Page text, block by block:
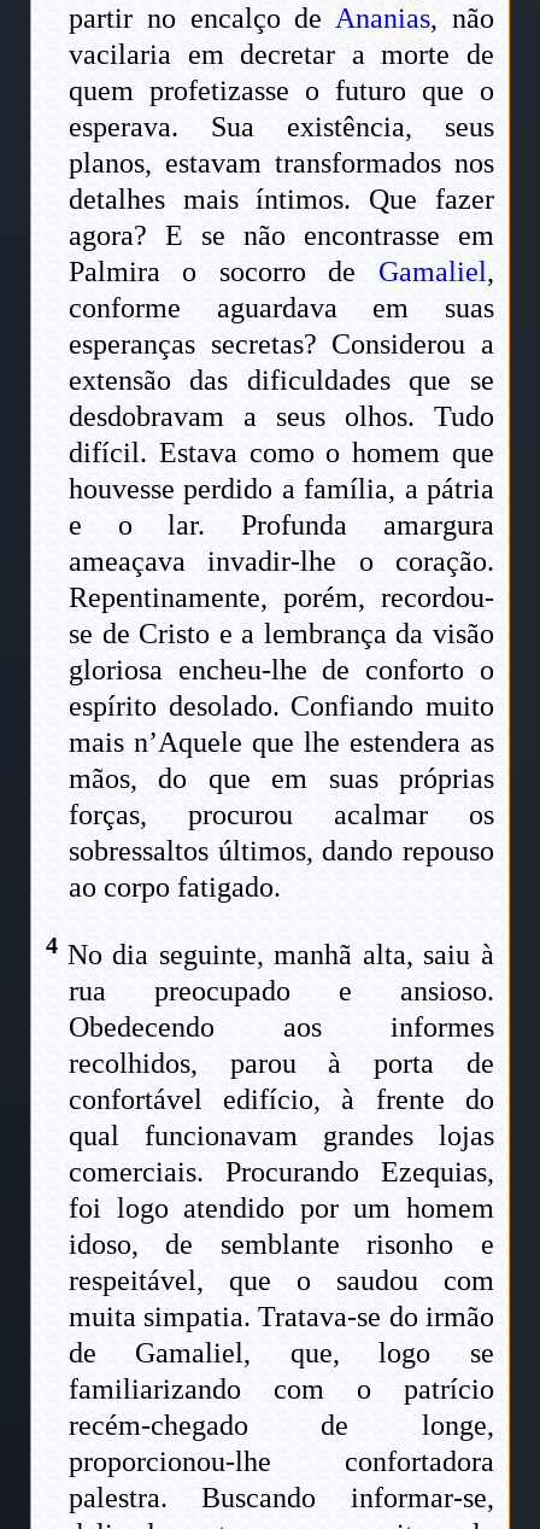
partir no encalço de Ananias, não
vacilaria em decretar a morte de
quem profetizasse o futuro que o
esperava. Sua existência, seus
planos, estavam transformados nos
detalhes mais íntimos. Que fazer
agora? E se não encontrasse em
Palmira o socorro de Gamaliel,
conforme aguardava em suas
esperanças secretas? Considerou a
extensão das dificuldades que se
desdobravam a seus olhos. Tudo
difícil. Estava como o homem que
houvesse perdido a família, a pátria
e o lar. Profunda amargura
ameaçava invadir-lhe o coração.
Repentinamente, porém, recordou-
se de Cristo e a lembrança da visão
gloriosa encheu-lhe de conforto o
espírito desolado. Confiando muito
mais n’Aquele que lhe estendera as
mãos, do que em suas próprias
forças, procurou acalmar os
sobressaltos últimos, dando repouso
ao corpo fatigado.
4 No dia seguinte, manhã alta, saiu à
rua preocupado e ansioso.
Obedecendo aos informes
recolhidos, parou à porta de
confortável edifício, à frente do
qual funcionavam grandes lojas
comerciais. Procurando Ezequias,
foi logo atendido por um homem
idoso, de semblante risonho e
respeitável, que o saudou com
muita simpatia. Tratava-se do irmão
de Gamaliel, que, logo se
familiarizando com o patrício
recém-chegado de longe,
proporcionou-lhe confortadora
palestra. Buscando informar-se,